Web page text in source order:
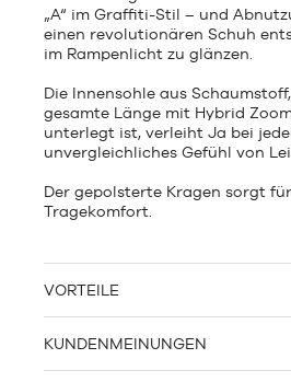
„A“ im Graffiti-Stil – und
einen revolutionären Schuh
im Rampenlicht zu glänzen.
Die Innensohle aus
gesamte Länge mit Hybrid
unterlegt ist, verleiht Ja bei
unvergleichliches Gefühl von
Der gepolsterte Kragen sorgt
Tragekomfort.
VORTEILE
KUNDENMEINUNGEN